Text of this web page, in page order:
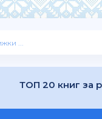
ТОП 20 книг за